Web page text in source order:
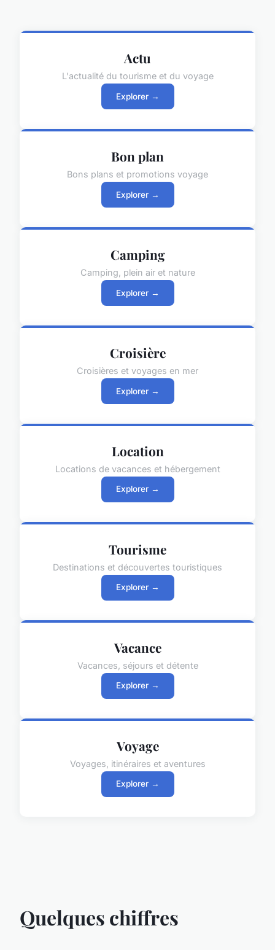
Actu
L'actualité du tourisme et du voyage
Explorer →
Bon plan
Bons plans et promotions voyage
Explorer →
Camping
Camping, plein air et nature
Explorer →
Croisière
Croisières et voyages en mer
Explorer →
Location
Locations de vacances et hébergement
Explorer →
Tourisme
Destinations et découvertes touristiques
Explorer →
Vacance
Vacances, séjours et détente
Explorer →
Voyage
Voyages, itinéraires et aventures
Explorer →
Quelques chiffres